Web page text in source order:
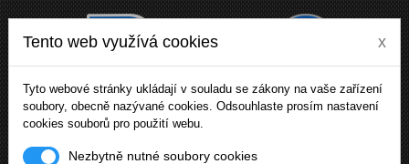
Tento web využívá cookies x
Tyto webové stránky ukládají v souladu se zákony na vaše zařízení
soubory, obecně nazývané cookies. Odsouhlaste prosím nastavení
cookies souborů pro použití webu.
Nezbytně nutné soubory cookies